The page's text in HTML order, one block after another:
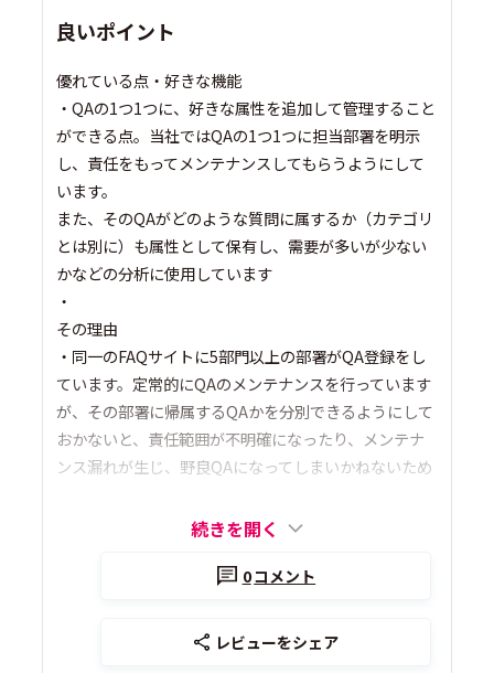
良いポイント
優れている点・好きな機能
・QAの1つ1つに、好きな属性を追加して管理すること
ができる点。当社ではQAの1つ1つに担当部署を明示
し、責任をもってメンテナンスしてもらうようにして
います。
また、そのQAがどのような質問に属するか（カテゴリ
とは別に）も属性として保有し、需要が多いが少ない
かなどの分析に使用しています
・
その理由
・同一のFAQサイトに5部門以上の部署がQA登録をし
ています。定常的にQAのメンテナンスを行っています
が、その部署に帰属するQAかを分別できるようにして
おかないと、責任範囲が不明確になったり、メンテナ
ンス漏れが生じ、野良QAになってしまいかねないため
続きを開く
0コメント
レビューをシェア